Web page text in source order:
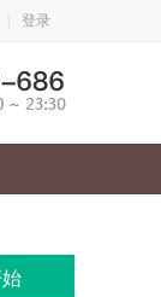
登录